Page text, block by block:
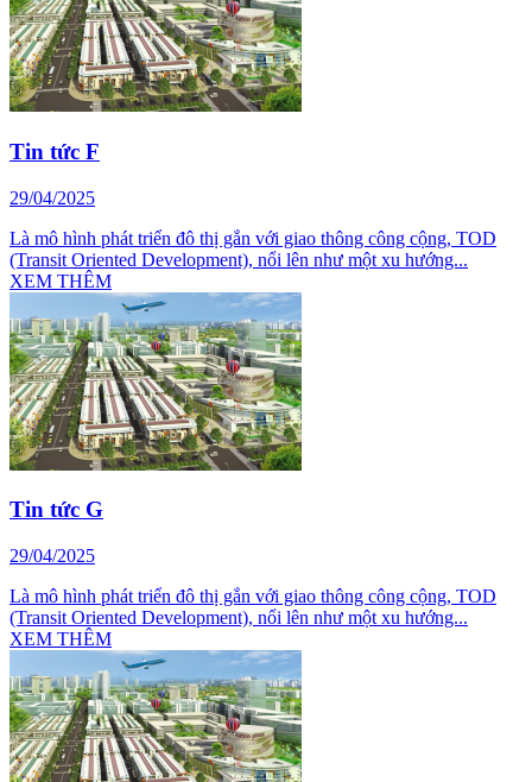
Tin tức F
29/04/2025
Là mô hình phát triển đô thị gắn với giao thông công cộng, TOD
(Transit Oriented Development), nổi lên như một xu hướng...
XEM THÊM
Tin tức G
29/04/2025
Là mô hình phát triển đô thị gắn với giao thông công cộng, TOD
(Transit Oriented Development), nổi lên như một xu hướng...
XEM THÊM